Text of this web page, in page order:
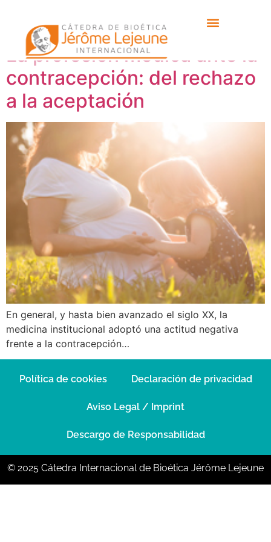
Etiqueta: III
La profesión médica ante la
contracepción: del rechazo
a la aceptación
En general, y hasta bien avanzado el siglo XX, la
medicina institucional adoptó una actitud negativa
frente a la contracepción…
Política de cookies Declaración de privacidad
Aviso Legal / Imprint
Descargo de Responsabilidad
© 2025 Cátedra Internacional de Bioética Jérôme Lejeune